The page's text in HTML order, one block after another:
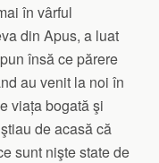
în vârful
din Apus, a luat
însă ce părere
au venit la noi în
viața bogată şi
de acasă că
sunt nişte state de